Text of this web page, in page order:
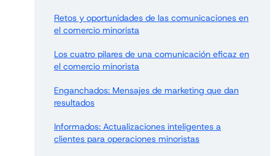
Retos y oportunidades de las comunicaciones en
el comercio minorista
Los cuatro pilares de una comunicación eficaz en
el comercio minorista
Enganchados: Mensajes de marketing que dan
resultados
Informados: Actualizaciones inteligentes a
clientes para operaciones minoristas